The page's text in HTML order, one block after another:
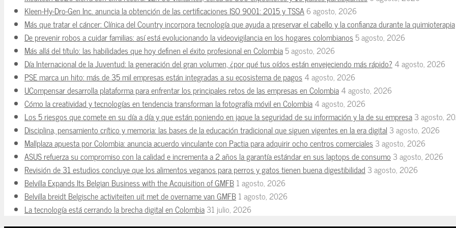
Kleen-Hy-Dro-Gen Inc. anuncia la obtención de las certificaciones ISO 9001: 2015 y TSSA6 agosto, 2026
Más que tratar el cáncer: Clínica del Country incorpora tecnología que ayuda a preservar el cabello y la confianza durante la quimioterapia
De prevenir robos a cuidar familias: así está evolucionando la videovigilancia en los hogares colombianos5 agosto, 2026
Más allá del título: las habilidades que hoy definen el éxito profesional en Colombia5 agosto, 2026
Día Internacional de la Juventud: la generación del gran volumen, ¿por qué tus oídos están envejeciendo más rápido? 4 agosto, 2026
PSE marca un hito: más de 35 mil empresas están integradas a su ecosistema de pagos4 agosto, 2026
UCompensar desarrolla plataforma para enfrentar los principales retos de las empresas en Colombia4 agosto, 2026
Cómo la creatividad y tecnologías en tendencia transforman la fotografía móvil en Colombia4 agosto, 2026
Los 5 riesgos que comete en su día a día y que están poniendo en jaque la seguridad de su información y la de su empresa3 agosto,
Disciplina, pensamiento crítico y memoria: las bases de la educación tradicional que siguen vigentes en la era digital 3 agosto, 2026
Mallplaza apuesta por Colombia: anuncia acuerdo vinculante con Pactia para adquirir ocho centros comerciales3 agosto, 2026
ASUS refuerza su compromiso con la calidad e incrementa a 2 años la garantía estándar en sus laptops de consumo 3 agosto, 2026
Revisión de 31 estudios concluye que los alimentos veganos para perros y gatos tienen buena digestibilidad 3 agosto, 2026
Belvilla Expands Its Belgian Business with the Acquisition of GMFB1 agosto, 2026
Belvilla breidt Belgische activiteiten uit met de overname van GMFB1 agosto, 2026
La tecnología está cerrando la brecha digital en Colombia31 julio, 2026